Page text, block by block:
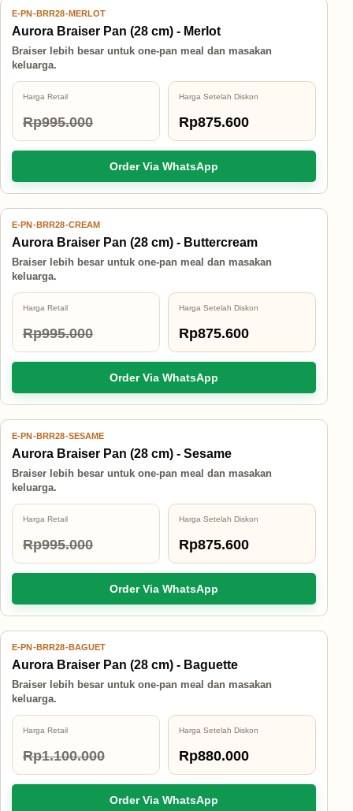
12% OFF
E-PN-BRR28-MERLOT
Aurora Braiser Pan (28 cm) - Merlot
Braiser lebih besar untuk one-pan meal dan masakan
keluarga.
Harga Retail
Rp995.000
Harga Setelah Diskon
Rp875.600
Order Via WhatsApp
12% OFF
E-PN-BRR28-CREAM
Aurora Braiser Pan (28 cm) - Buttercream
Braiser lebih besar untuk one-pan meal dan masakan
keluarga.
Harga Retail
Rp995.000
Harga Setelah Diskon
Rp875.600
Order Via WhatsApp
12% OFF
E-PN-BRR28-SESAME
Aurora Braiser Pan (28 cm) - Sesame
Braiser lebih besar untuk one-pan meal dan masakan
keluarga.
Harga Retail
Rp995.000
Harga Setelah Diskon
Rp875.600
Order Via WhatsApp
20% OFF
E-PN-BRR28-BAGUET
Aurora Braiser Pan (28 cm) - Baguette
Braiser lebih besar untuk one-pan meal dan masakan
keluarga.
Harga Retail
Rp1.100.000
Harga Setelah Diskon
Rp880.000
Order Via WhatsApp